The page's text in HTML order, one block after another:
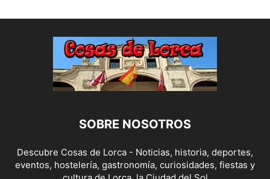
SOBRE NOSOTROS
Descubre Cosas de Lorca - Noticias, historia, deportes,
eventos, hostelería, gastronomía, curiosidades, fiestas y